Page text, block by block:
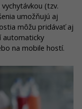
(tzv.
umožňujú aj
môžu pridávať aj
automaticky
na mobile hostí.